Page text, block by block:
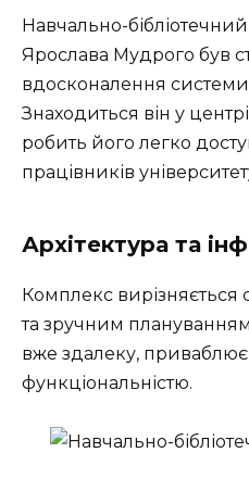
Навчально-
Ярослава Мудрого був
вдосконалення
Знаходиться він у
робить його легко
працівників
Архітектура та
Комплекс вирізняється
та зручним
вже здалеку, приваблює
функціональністю.